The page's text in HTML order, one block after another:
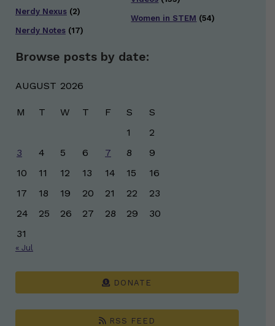
Nerdy Nexus (2)
Nerdy Notes (17)
Women in STEM (54)
Browse posts by date:
AUGUST 2026
M T W T F S
S
1
2
3
4 5 6 7 8
9
10
11 12 13 14 15
16
17
18 19 20 21 22
23
24
25 26 27 28 29
30
31
« Jul
DONATE
RSS FEED